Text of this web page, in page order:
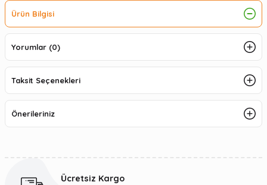
Ürün Bilgisi
Yorumlar (0)
Taksit Seçenekleri
Önerileriniz
Ücretsiz Kargo